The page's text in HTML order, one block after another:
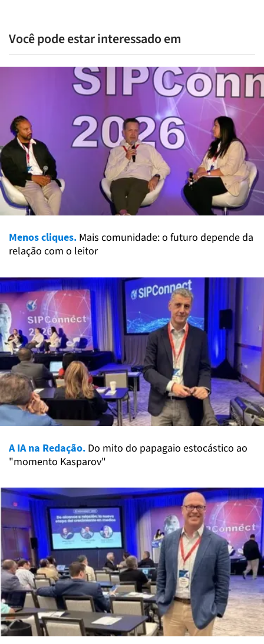
Você pode estar interessado em
Menos cliques. Mais comunidade: o futuro depende da
relação com o leitor
A IA na Redação. Do mito do papagaio estocástico ao
"momento Kasparov"